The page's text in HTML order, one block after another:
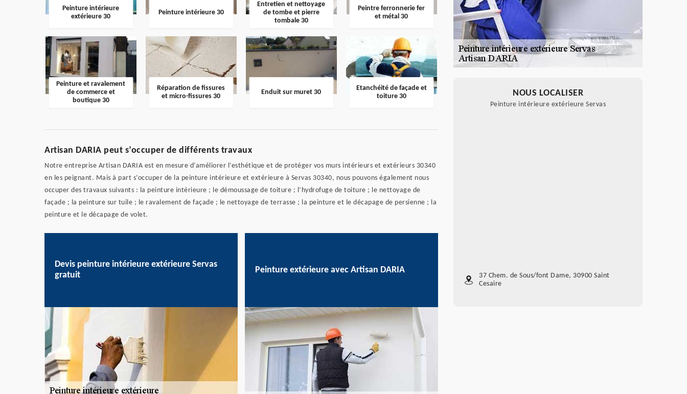
Peinture intérieure
extérieure 30
Peinture intérieure 30
Entretien et nettoyage
de tombe et pierre
tombale 30
Peintre ferronnerie fer
et métal 30
Peinture et ravalement
de commerce et
boutique 30
Réparation de fissures
et micro-fissures 30
Enduit sur muret 30
Etanchéité de façade et
toiture 30
Artisan DARIA peut s’occuper de différents travaux
Notre entreprise Artisan DARIA est en mesure d’améliorer l’esthétique et de protéger vos murs intérieurs et extérieurs 30340
en les peignant. Mais à part s’occuper de la peinture intérieure et extérieure à Servas 30340, nous pouvons également nous
occuper des travaux suivants : la peinture intérieure ; le démoussage de toiture ; l’hydrofuge de toiture ; le nettoyage de
façade ; la peinture sur tuile ; le ravalement de façade ; le nettoyage de terrasse ; la peinture et le décapage de persienne ; la
peinture et le décapage de volet.
Devis peinture intérieure extérieure Servas
gratuit
Peinture extérieure avec Artisan DARIA
NOUS LOCALISER
Peinture intérieure extérieure Servas
37 Chem. de Sous/font Dame, 30900 Saint
Cesaire